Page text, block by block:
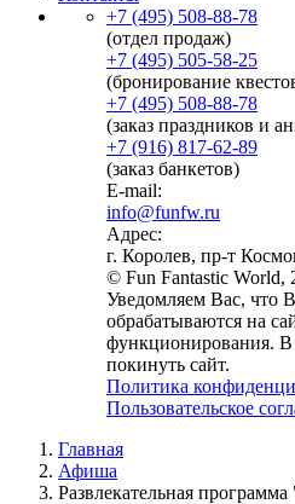
+7 (495) 508-88-78
(отдел продаж)
+7 (495) 505-58-25
(бронирование
+7 (495) 508-88-78
(заказ праздников и
+7 (916) 817-62-89
(заказ банкетов)
E-mail:
info@funfw.ru
Адрес:
г. Королев, пр-т
© Fun Fantastic World,
Уведомляем Вас, что
обрабатываются на
функционирования. В
покинуть сайт.
Политика
Пользовательское
Главная
Афиша
Развлекательная